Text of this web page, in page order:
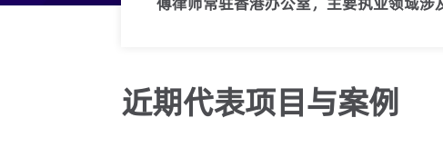
近期代表项目与案例